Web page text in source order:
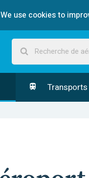
We use cookies to
Transports